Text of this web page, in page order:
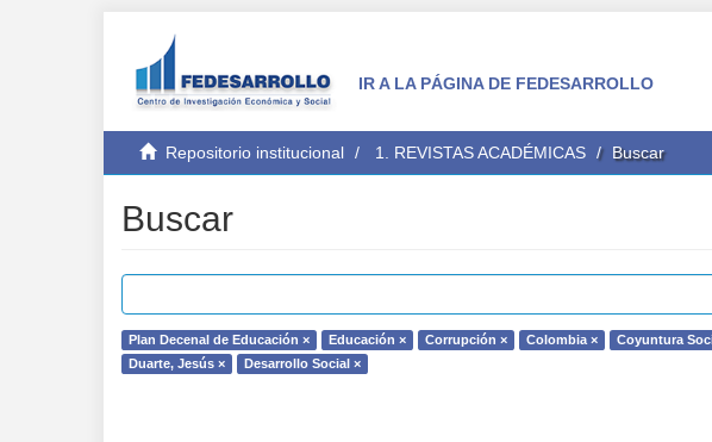
IR A LA PÁGINA DE FEDESARROLLO
Repositorio institucional 1. REVISTAS ACADÉMICAS Buscar
Buscar
Plan Decenal de Educación × Educación × Corrupción × Colombia × Coyuntura
Duarte, Jesús ×
Desarrollo Social ×